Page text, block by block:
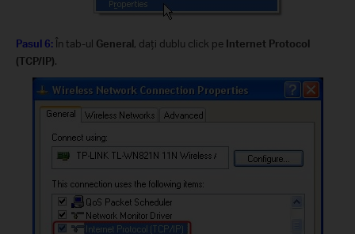
Pasul 6:În tab-ul General, daţi dublu click pe Internet Protocol
(TCP/IP).